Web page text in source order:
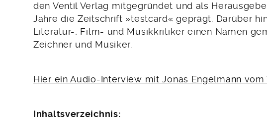
den Ventil Verlag mitgegründet und als
Jahre die Zeitschrift ­»testcard« geprägt. ­Darüber
Literatur-, Film- und Musikkritiker einen Namen
Zeichner und Musiker.
Hier ein Audio-Interview mit Jonas Engelmann
Inhaltsverzeichnis: